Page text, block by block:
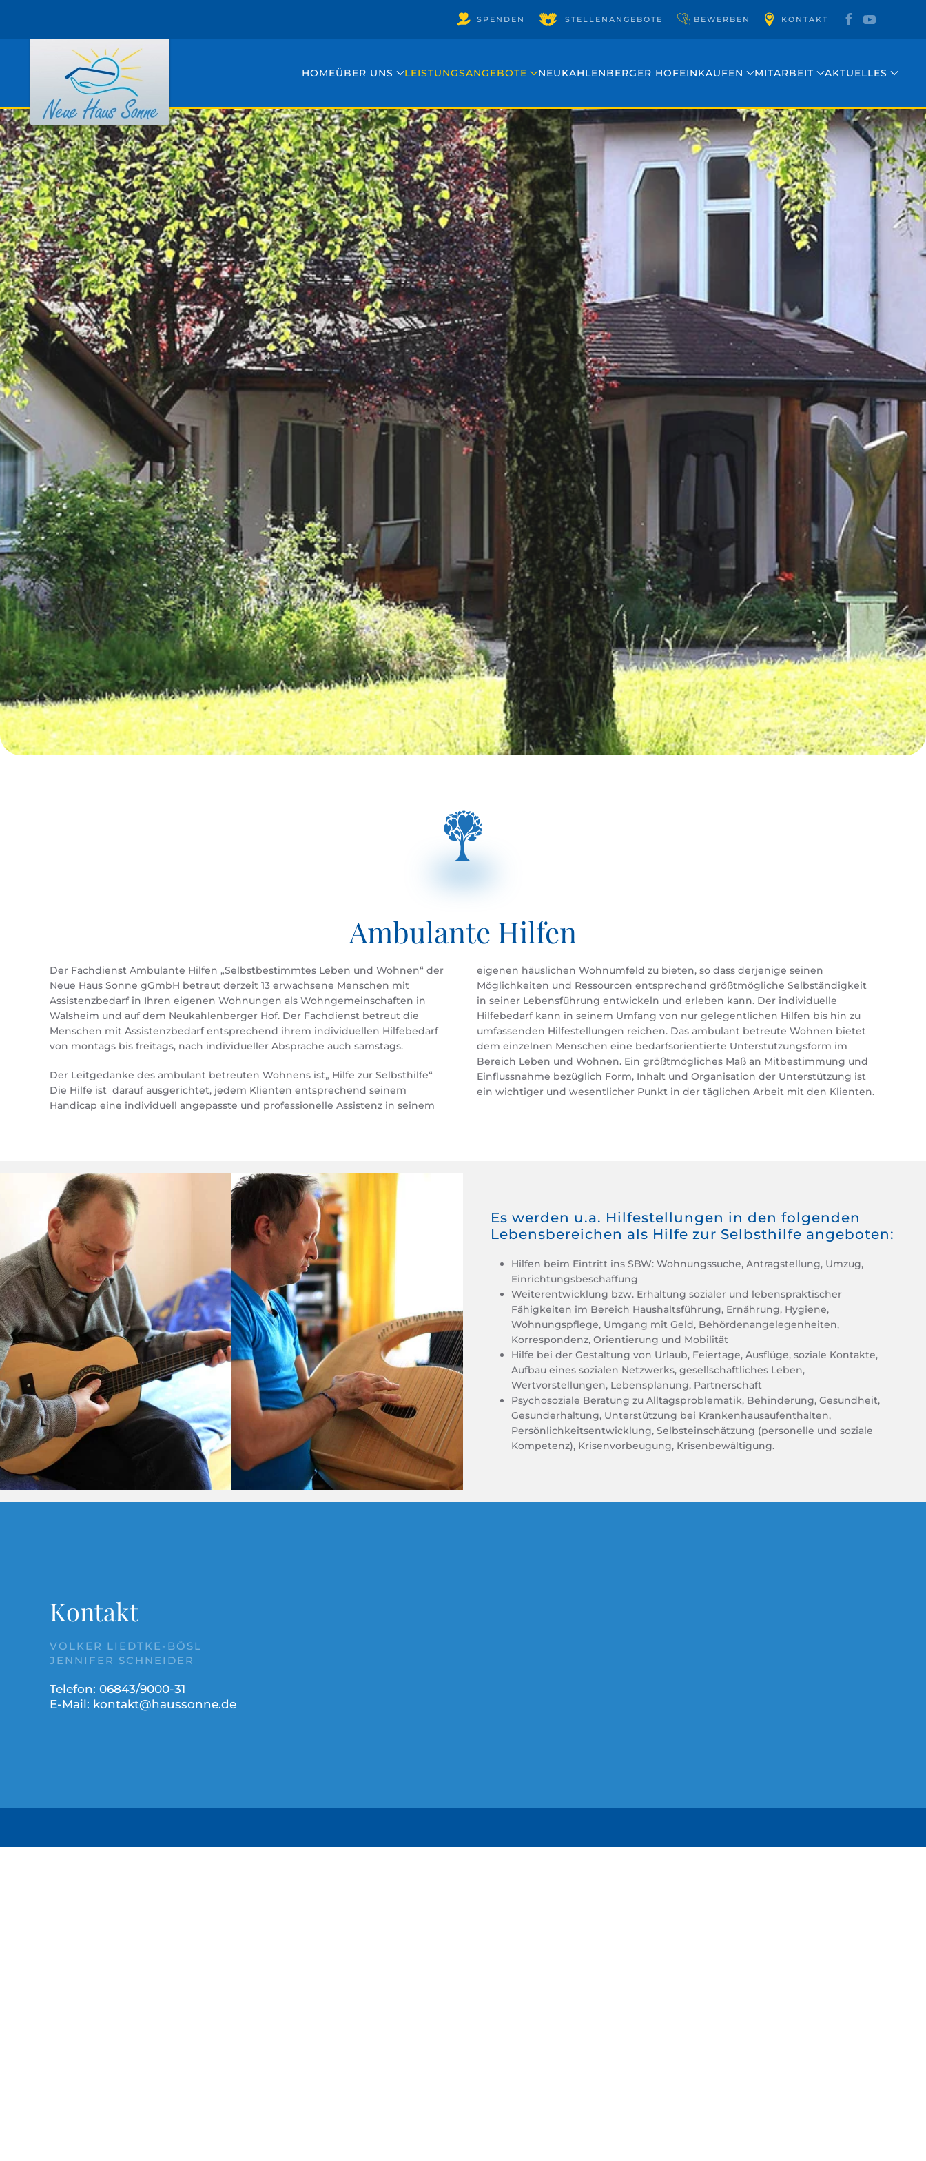
SPENDEN STELLENANGEBOTE BEWERBEN KONTAKT
HOMEÜBER UNS LEISTUNGSANGEBOTE NEUKAHLENBERGER HOFEINKAUFEN MITARBEIT AKTUELLES
Ambulante Hilfen
Der Fachdienst Ambulante Hilfen „Selbstbestimmtes Leben und Wohnen“ der
Neue Haus Sonne gGmbH betreut derzeit 13 erwachsene Menschen mit
Assistenzbedarf in Ihren eigenen Wohnungen als Wohngemeinschaften in
Walsheim und auf dem Neukahlenberger Hof. Der Fachdienst betreut die
Menschen mit Assistenzbedarf entsprechend ihrem individuellen Hilfebedarf
von montags bis freitags, nach individueller Absprache auch samstags.
Der Leitgedanke des ambulant betreuten Wohnens ist„ Hilfe zur Selbsthilfe“
Die Hilfe ist darauf ausgerichtet, jedem Klienten entsprechend seinem
Handicap eine individuell angepasste und professionelle Assistenz in seinem
eigenen häuslichen Wohnumfeld zu bieten, so dass derjenige seinen
Möglichkeiten und Ressourcen entsprechend größtmögliche Selbständigkeit
in seiner Lebensführung entwickeln und erleben kann. Der individuelle
Hilfebedarf kann in seinem Umfang von nur gelegentlichen Hilfen bis hin zu
umfassenden Hilfestellungen reichen. Das ambulant betreute Wohnen bietet
dem einzelnen Menschen eine bedarfsorientierte Unterstützungsform im
Bereich Leben und Wohnen. Ein größtmögliches Maß an Mitbestimmung und
Einflussnahme bezüglich Form, Inhalt und Organisation der Unterstützung ist
ein wichtiger und wesentlicher Punkt in der täglichen Arbeit mit den Klienten.
Es werden u.a. Hilfestellungen in den folgenden
Lebensbereichen als Hilfe zur Selbsthilfe angeboten:
Hilfen beim Eintritt ins SBW: Wohnungssuche, Antragstellung, Umzug,
Einrichtungsbeschaffung
Weiterentwicklung bzw. Erhaltung sozialer und lebenspraktischer
Fähigkeiten im Bereich Haushaltsführung, Ernährung, Hygiene,
Wohnungspflege, Umgang mit Geld, Behördenangelegenheiten,
Korrespondenz, Orientierung und Mobilität
Hilfe bei der Gestaltung von Urlaub, Feiertage, Ausflüge, soziale Kontakte,
Aufbau eines sozialen Netzwerks, gesellschaftliches Leben,
Wertvorstellungen, Lebensplanung, Partnerschaft
Psychosoziale Beratung zu Alltagsproblematik, Behinderung, Gesundheit,
Gesunderhaltung, Unterstützung bei Krankenhausaufenthalten,
Persönlichkeitsentwicklung, Selbsteinschätzung (personelle und soziale
Kompetenz), Krisenvorbeugung, Krisenbewältigung.
Kontakt
VOLKER LIEDTKE-BÖSL
JENNIFER SCHNEIDER
Telefon: 06843/9000-31
E-Mail: kontakt@haussonne.de